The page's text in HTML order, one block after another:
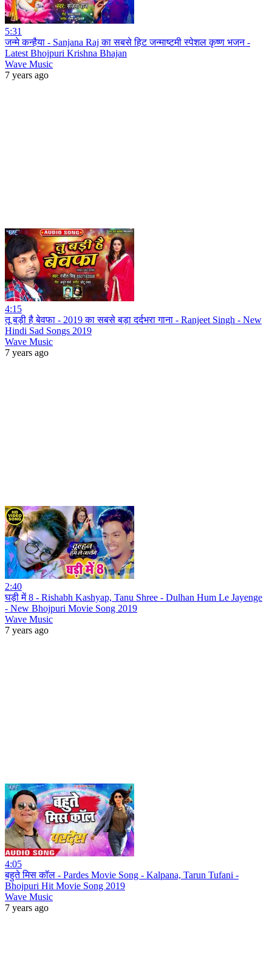
5:31
जन्मे कन्हैया - Sanjana Raj का सबसे हिट जन्माष्टमी स्पेशल कृष्ण भजन -
Latest Bhojpuri Krishna Bhajan
Wave Music
7 years ago
4:15
तू बड़ी है बेवफा - 2019 का सबसे बड़ा दर्दभरा गाना - Ranjeet Singh - New
Hindi Sad Songs 2019
Wave Music
7 years ago
2:40
घड़ी में 8 - Rishabh Kashyap, Tanu Shree - Dulhan Hum Le Jayenge
- New Bhojpuri Movie Song 2019
Wave Music
7 years ago
4:05
बहुते मिस कॉल - Pardes Movie Song - Kalpana, Tarun Tufani -
Bhojpuri Hit Movie Song 2019
Wave Music
7 years ago